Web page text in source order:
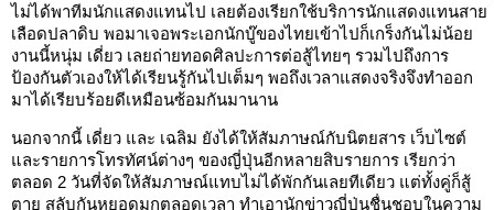
ไม่ได้พาทีมนักแสดงแทนไป เลยต้องเรียกใช้บริการนักแสดงแทนสาย
เลือดปลาดิบ พอมาเจอพระเอกนักบู๊ของไทยเข้าไปก็เกร็งกันไม่น้อย
งานนี้หนุ่ม เดี่ยว เลยถ่ายทอดศิลปะการต่อสู้ไทยๆ รวมไปถึงการ
ป้องกันตัวเองให้ได้เรียนรู้กันไปเต็มๆ พอถึงเวลาแสดงจริงจึงทำออก
มาได้เรียบร้อยดีเหมือนซ้อมกันมานาน
นอกจากนี้ เดี่ยว และ เฉลิม ยังได้ให้สัมภาษณ์กับนิตยสาร เว็บไซต์
และรายการโทรทัศน์ต่างๆ ของญี่ปุ่นอีกหลายสิบรายการ เรียกว่า
ตลอด 2 วันที่จัดให้สัมภาษณ์แทบไม่ได้พักกันเลยทีเดียว แต่ทั้งคู่ก็สู้
ตาย สลับกันหยอดมุกตลอดเวลา ทำเอานักข่าวญี่ปุ่นชื่นชอบในความ